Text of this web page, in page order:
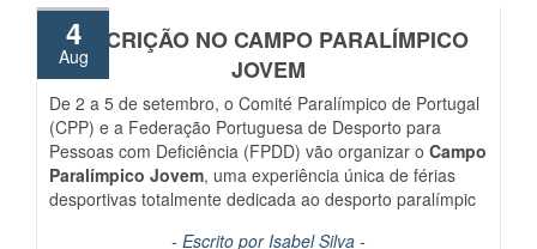
INSCRIÇÃO NO CAMPO PARALÍMPICO
JOVEM
4
Aug
De 2 a 5 de setembro, o Comité Paralímpico de Portugal
(CPP) e a Federação Portuguesa de Desporto para
Pessoas com Deficiência (FPDD) vão organizar o Campo
Paralímpico Jovem, uma experiência única de férias
desportivas totalmente dedicada ao desporto paralímpic
- Escrito porIsabel Silva -